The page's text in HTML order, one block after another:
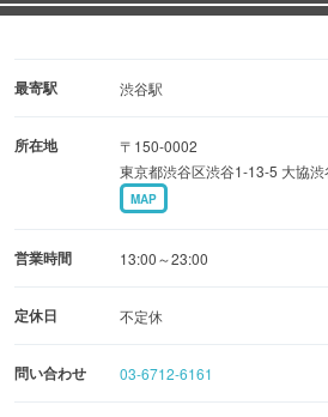
・全席禁煙です。
最寄駅 渋谷駅
所在地
〒150-0002
東京都渋谷区渋谷1-13-5 大協
MAP
営業時間 13:00～23:00
定休日 不定休
問い合わせ 03-6712-6161